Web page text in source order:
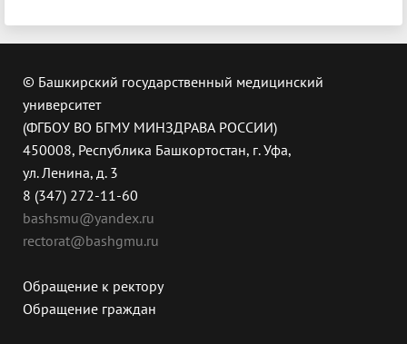
© Башкирский государственный медицинский
университет
(ФГБОУ ВО БГМУ МИНЗДРАВА РОССИИ)
450008, Республика Башкортостан, г. Уфа,
ул. Ленина, д. 3
8 (347) 272-11-60
bashsmu@yandex.ru
rectorat@bashgmu.ru
Обращение к ректору
Обращение граждан